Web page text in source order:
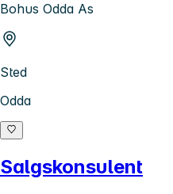
Bohus Odda As
Sted
Odda
Salgskonsulent